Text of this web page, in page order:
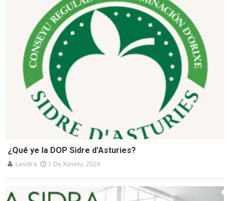
¿Qué ye la DOP Sidre d’Asturies?
Lasidra 1 De Xunetu, 2026